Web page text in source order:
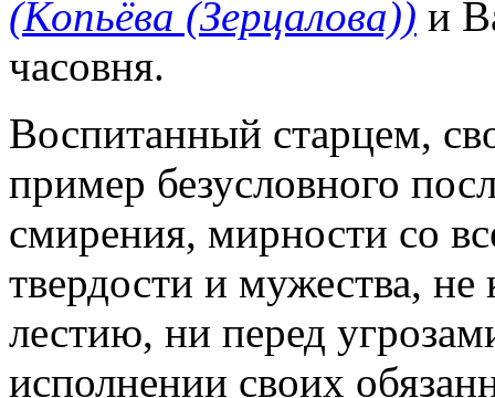
(Копьёва (Зерцалова)) и
часовня.
Воспитанный старцем,
пример безусловного
смирения, мирности со
твердости и мужества,
лестию, ни перед
исполнении своих